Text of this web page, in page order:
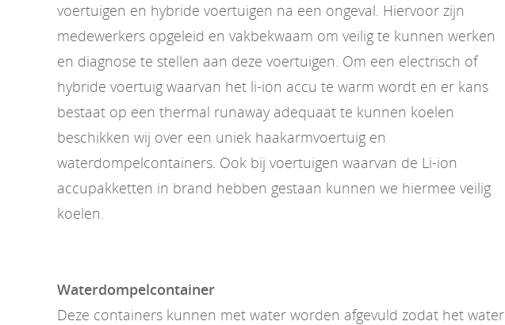
voertuigen en hybride voertuigen na een ongeval. Hiervoor zijn
medewerkers opgeleid en vakbekwaam om veilig te kunnen werken
en diagnose te stellen aan deze voertuigen. Om een electrisch of
hybride voertuig waarvan het li-ion accu te warm wordt en er kans
bestaat op een thermal runaway adequaat te kunnen koelen
beschikken wij over een uniek haakarmvoertuig en
waterdompelcontainers. Ook bij voertuigen waarvan de Li-ion
accupakketten in brand hebben gestaan kunnen we hiermee veilig
koelen.
Waterdompelcontainer
Deze containers kunnen met water worden afgevuld zodat het water